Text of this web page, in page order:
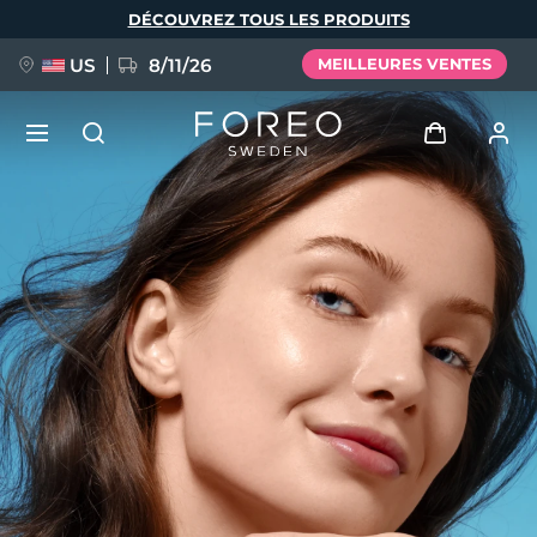
DÉCOUVREZ TOUS LES PRODUITS
US 8/11/26 MEILLEURES VENTES
Se connecter
Profil de l'utilisateur
Mes appareils
Mes commandes
Mes adresses
Mes abonnements
NOUVEAU
FAQ™ Pure Beauty-Tech Elixir
BREAKING NEWS
issa™ Teeth Whitening Set
Langue
English Deutsch
Español
Français
Português
Polski
Русский
Türkçe
简体中文 繁體中文